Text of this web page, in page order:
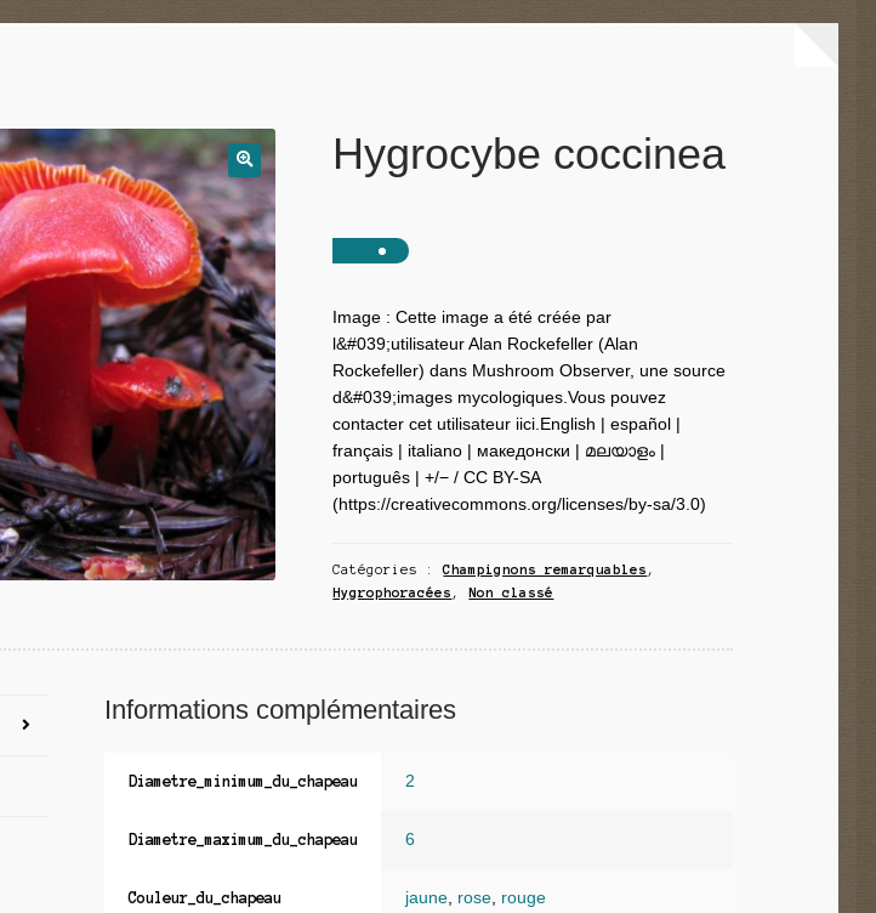
Hygrocybe coccinea
Image : Cette image a été créée par
l&#039;utilisateur Alan Rockefeller (Alan
Rockefeller) dans Mushroom Observer, une source
d&#039;images mycologiques.Vous pouvez
contacter cet utilisateur iici.English | español |
français | italiano | македонски | മലയാളം |
português | +/− / CC BY-SA
(https://creativecommons.org/licenses/by-sa/3.0)
Catégories :Champignons remarquables ,
Hygrophoracées ,Non classé
Informations complémentaires
Diametre_minimum_du_chapeau 2
Diametre_maximum_du_chapeau 6
Couleur_du_chapeau jaune, rose, rouge